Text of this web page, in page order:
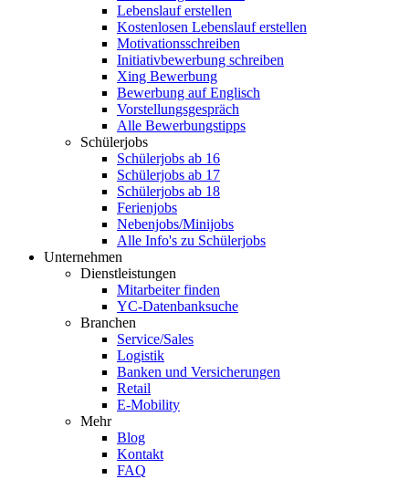
Lebenslauf erstellen
Kostenlosen Lebenslauf erstellen
Motivationsschreiben
Initiativbewerbung schreiben
Xing Bewerbung
Bewerbung auf Englisch
Vorstellungsgespräch
Alle Bewerbungstipps
Schülerjobs
Schülerjobs ab 16
Schülerjobs ab 17
Schülerjobs ab 18
Ferienjobs
Nebenjobs/Minijobs
Alle Info's zu Schülerjobs
Unternehmen
Dienstleistungen
Mitarbeiter finden
YC-Datenbanksuche
Branchen
Service/Sales
Logistik
Banken und Versicherungen
Retail
E-Mobility
Mehr
Blog
Kontakt
FAQ